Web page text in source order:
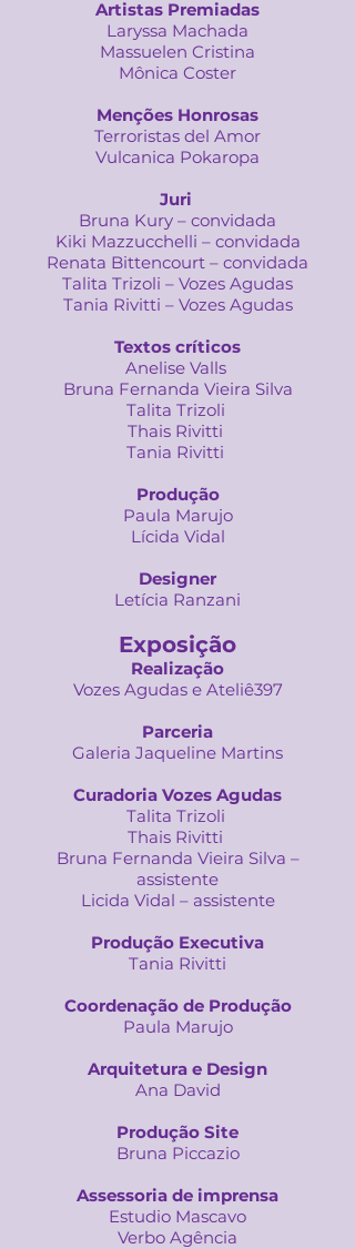
Artistas Premiadas
Laryssa Machada
Massuelen Cristina
Mônica Coster
Menções Honrosas
Terroristas del Amor
Vulcanica Pokaropa
Juri
Bruna Kury – convidada
Kiki Mazzucchelli – convidada
Renata Bittencourt – convidada
Talita Trizoli – Vozes Agudas
Tania Rivitti – Vozes Agudas
Textos críticos
Anelise Valls
Bruna Fernanda Vieira Silva
Talita Trizoli
Thais Rivitti
Tania Rivitti
Produção
Paula Marujo
Lícida Vidal
Designer
Letícia Ranzani
Exposição
Realização
Vozes Agudas e Ateliê397
Parceria
Galeria Jaqueline Martins
Curadoria Vozes Agudas
Talita Trizoli
Thais Rivitti
Bruna Fernanda Vieira Silva –
assistente
Licida Vidal – assistente
Produção Executiva
Tania Rivitti
Coordenação de Produção
Paula Marujo
Arquitetura e Design
Ana David
Produção Site
Bruna Piccazio
Assessoria de imprensa
Estudio Mascavo
Verbo Agência